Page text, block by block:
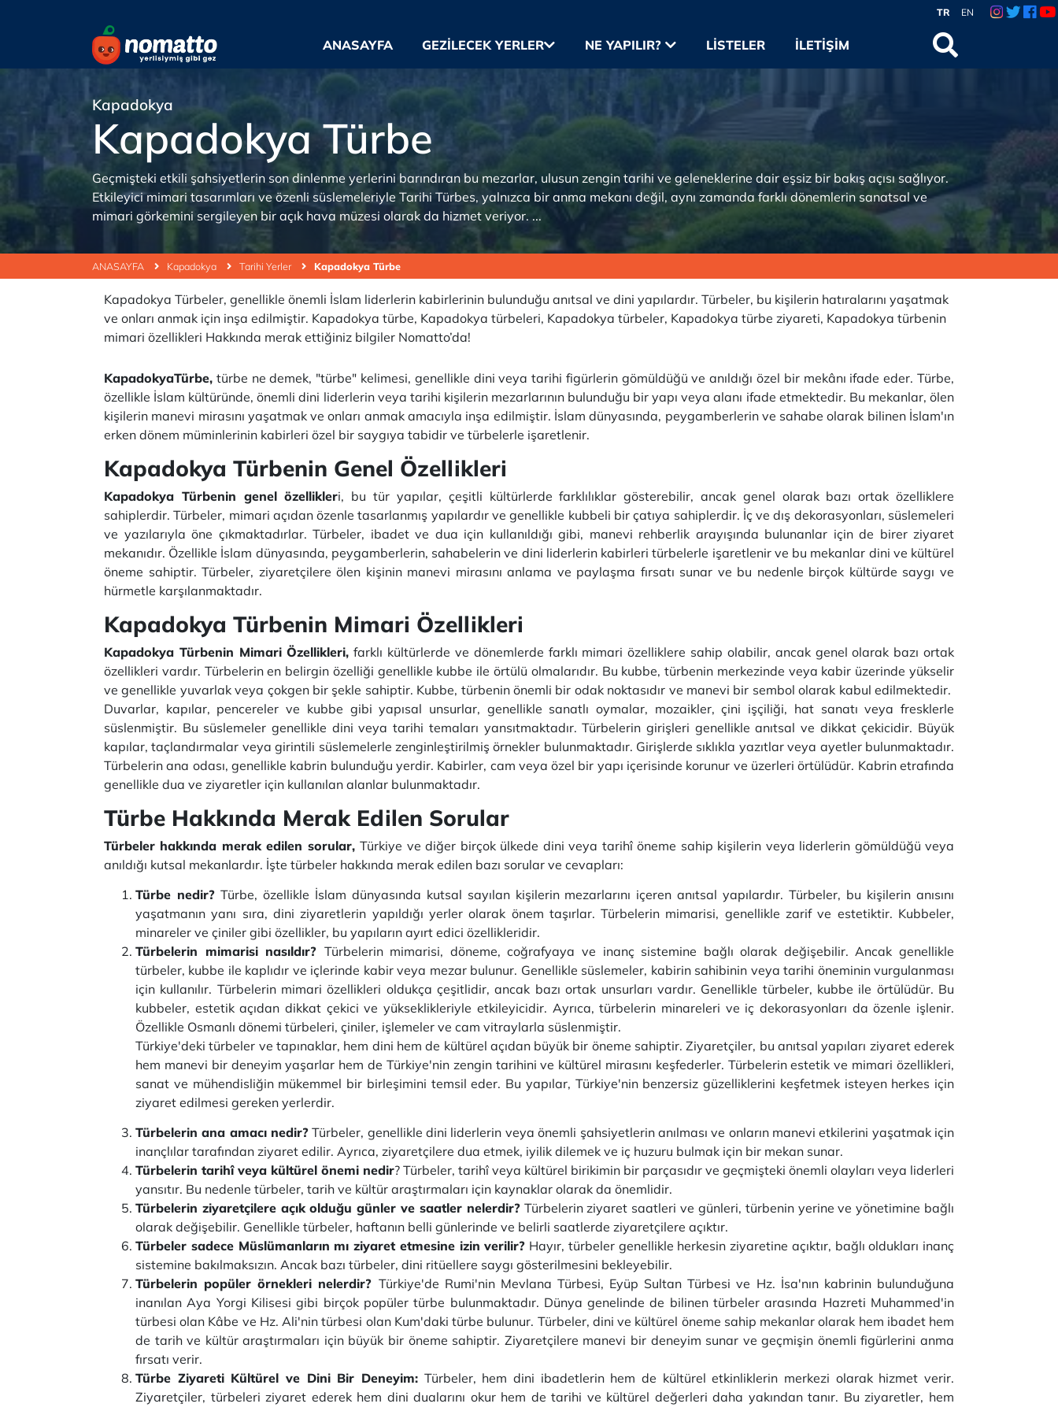
TR EN
ANASAYFA GEZILECEK YERLER NE YAPILIR? LISTELER İLETIŞIM
ANASAYFA Kapadokya Tarihi Yerler Kapadokya Türbe
Kapadokya
Kapadokya Türbe
Geçmişteki etkili şahsiyetlerin son dinlenme yerlerini barındıran bu mezarlar, ulusun zengin tarihi ve geleneklerine dair eşsiz bir bakış açısı sağlıyor.
Etkileyici mimari tasarımları ve özenli süslemeleriyle Tarihi Türbes, yalnızca bir anma mekanı değil, aynı zamanda farklı dönemlerin sanatsal ve
mimari görkemini sergileyen bir açık hava müzesi olarak da hizmet veriyor. ...
Kapadokya Türbeler, genellikle önemli İslam liderlerin kabirlerinin bulunduğu anıtsal ve dini yapılardır. Türbeler, bu kişilerin hatıralarını yaşatmak
ve onları anmak için inşa edilmiştir. Kapadokya türbe, Kapadokya türbeleri, Kapadokya türbeler, Kapadokya türbe ziyareti, Kapadokya türbenin
mimari özellikleri Hakkında merak ettiğiniz bilgiler Nomatto’da!
KapadokyaTürbe, türbe ne demek, "türbe" kelimesi, genellikle dini veya tarihi figürlerin gömüldüğü ve anıldığı özel bir mekânı ifade eder. Türbe,
özellikle İslam kültüründe, önemli dini liderlerin veya tarihi kişilerin mezarlarının bulunduğu bir yapı veya alanı ifade etmektedir. Bu mekanlar, ölen
kişilerin manevi mirasını yaşatmak ve onları anmak amacıyla inşa edilmiştir. İslam dünyasında, peygamberlerin ve sahabe olarak bilinen İslam'ın
erken dönem müminlerinin kabirleri özel bir saygıya tabidir ve türbelerle işaretlenir.
Kapadokya Türbenin Genel Özellikleri
Kapadokya Türbenin genel özellikleri, bu tür yapılar, çeşitli kültürlerde farklılıklar gösterebilir, ancak genel olarak bazı ortak özelliklere
sahiplerdir. Türbeler, mimari açıdan özenle tasarlanmış yapılardır ve genellikle kubbeli bir çatıya sahiplerdir. İç ve dış dekorasyonları, süslemeleri
ve yazılarıyla öne çıkmaktadırlar. Türbeler, ibadet ve dua için kullanıldığı gibi, manevi rehberlik arayışında bulunanlar için de birer ziyaret
mekanıdır. Özellikle İslam dünyasında, peygamberlerin, sahabelerin ve dini liderlerin kabirleri türbelerle işaretlenir ve bu mekanlar dini ve kültürel
öneme sahiptir. Türbeler, ziyaretçilere ölen kişinin manevi mirasını anlama ve paylaşma fırsatı sunar ve bu nedenle birçok kültürde saygı ve
hürmetle karşılanmaktadır.
Kapadokya Türbenin Mimari Özellikleri
Kapadokya Türbenin Mimari Özellikleri, farklı kültürlerde ve dönemlerde farklı mimari özelliklere sahip olabilir, ancak genel olarak bazı ortak
özellikleri vardır. Türbelerin en belirgin özelliği genellikle kubbe ile örtülü olmalarıdır. Bu kubbe, türbenin merkezinde veya kabir üzerinde yükselir
ve genellikle yuvarlak veya çokgen bir şekle sahiptir. Kubbe, türbenin önemli bir odak noktasıdır ve manevi bir sembol olarak kabul edilmektedir.
Duvarlar, kapılar, pencereler ve kubbe gibi yapısal unsurlar, genellikle sanatlı oymalar, mozaikler, çini işçiliği, hat sanatı veya fresklerle
süslenmiştir. Bu süslemeler genellikle dini veya tarihi temaları yansıtmaktadır. Türbelerin girişleri genellikle anıtsal ve dikkat çekicidir. Büyük
kapılar, taçlandırmalar veya girintili süslemelerle zenginleştirilmiş örnekler bulunmaktadır. Girişlerde sıklıkla yazıtlar veya ayetler bulunmaktadır.
Türbelerin ana odası, genellikle kabrin bulunduğu yerdir. Kabirler, cam veya özel bir yapı içerisinde korunur ve üzerleri örtülüdür. Kabrin etrafında
genellikle dua ve ziyaretler için kullanılan alanlar bulunmaktadır.
Türbe Hakkında Merak Edilen Sorular
Türbeler hakkında merak edilen sorular,Türkiye ve diğer birçok ülkede dini veya tarihî öneme sahip kişilerin veya liderlerin gömüldüğü veya
anıldığı kutsal mekanlardır. İşte türbeler hakkında merak edilen bazı sorular ve cevapları:
Türbe nedir?Türbe, özellikle İslam dünyasında kutsal sayılan kişilerin mezarlarını içeren anıtsal yapılardır. Türbeler, bu kişilerin anısını
yaşatmanın yanı sıra, dini ziyaretlerin yapıldığı yerler olarak önem taşırlar. Türbelerin mimarisi, genellikle zarif ve estetiktir. Kubbeler,
minareler ve çiniler gibi özellikler, bu yapıların ayırt edici özellikleridir.
Türbelerin mimarisi nasıldır? Türbelerin mimarisi, döneme, coğrafyaya ve inanç sistemine bağlı olarak değişebilir. Ancak genellikle
türbeler, kubbe ile kaplıdır ve içlerinde kabir veya mezar bulunur. Genellikle süslemeler, kabirin sahibinin veya tarihi öneminin vurgulanması
için kullanılır. Türbelerin mimari özellikleri oldukça çeşitlidir, ancak bazı ortak unsurları vardır. Genellikle türbeler, kubbe ile örtülüdür. Bu
kubbeler, estetik açıdan dikkat çekici ve yükseklikleriyle etkileyicidir. Ayrıca, türbelerin minareleri ve iç dekorasyonları da özenle işlenir.
Özellikle Osmanlı dönemi türbeleri, çiniler, işlemeler ve cam vitraylarla süslenmiştir.
Türkiye'deki türbeler ve tapınaklar, hem dini hem de kültürel açıdan büyük bir öneme sahiptir. Ziyaretçiler, bu anıtsal yapıları ziyaret ederek
hem manevi bir deneyim yaşarlar hem de Türkiye'nin zengin tarihini ve kültürel mirasını keşfederler. Türbelerin estetik ve mimari özellikleri,
sanat ve mühendisliğin mükemmel bir birleşimini temsil eder. Bu yapılar, Türkiye'nin benzersiz güzelliklerini keşfetmek isteyen herkes için
ziyaret edilmesi gereken yerlerdir.
Türbelerin ana amacı nedir? Türbeler, genellikle dini liderlerin veya önemli şahsiyetlerin anılması ve onların manevi etkilerini yaşatmak için
inançlılar tarafından ziyaret edilir. Ayrıca, ziyaretçilere dua etmek, iyilik dilemek ve iç huzuru bulmak için bir mekan sunar.
Türbelerin tarihî veya kültürel önemi nedir? Türbeler, tarihî veya kültürel birikimin bir parçasıdır ve geçmişteki önemli olayları veya liderleri
yansıtır. Bu nedenle türbeler, tarih ve kültür araştırmaları için kaynaklar olarak da önemlidir.
Türbelerin ziyaretçilere açık olduğu günler ve saatler nelerdir?Türbelerin ziyaret saatleri ve günleri, türbenin yerine ve yönetimine bağlı
olarak değişebilir. Genellikle türbeler, haftanın belli günlerinde ve belirli saatlerde ziyaretçilere açıktır.
Türbeler sadece Müslümanların mı ziyaret etmesine izin verilir? Hayır, türbeler genellikle herkesin ziyaretine açıktır, bağlı oldukları inanç
sistemine bakılmaksızın. Ancak bazı türbeler, dini ritüellere saygı gösterilmesini bekleyebilir.
Türbelerin popüler örnekleri nelerdir? Türkiye'de Rumi'nin Mevlana Türbesi, Eyüp Sultan Türbesi ve Hz. İsa'nın kabrinin bulunduğuna
inanılan Aya Yorgi Kilisesi gibi birçok popüler türbe bulunmaktadır. Dünya genelinde de bilinen türbeler arasında Hazreti Muhammed'in
türbesi olan Kâbe ve Hz. Ali'nin türbesi olan Kum'daki türbe bulunur. Türbeler, dini ve kültürel öneme sahip mekanlar olarak hem ibadet hem
de tarih ve kültür araştırmaları için büyük bir öneme sahiptir. Ziyaretçilere manevi bir deneyim sunar ve geçmişin önemli figürlerini anma
fırsatı verir.
Türbe Ziyareti Kültürel ve Dini Bir Deneyim: Türbeler, hem dini ibadetlerin hem de kültürel etkinliklerin merkezi olarak hizmet verir.
Ziyaretçiler, türbeleri ziyaret ederek hem dini dualarını okur hem de tarihi ve kültürel değerleri daha yakından tanır. Bu ziyaretler, hem